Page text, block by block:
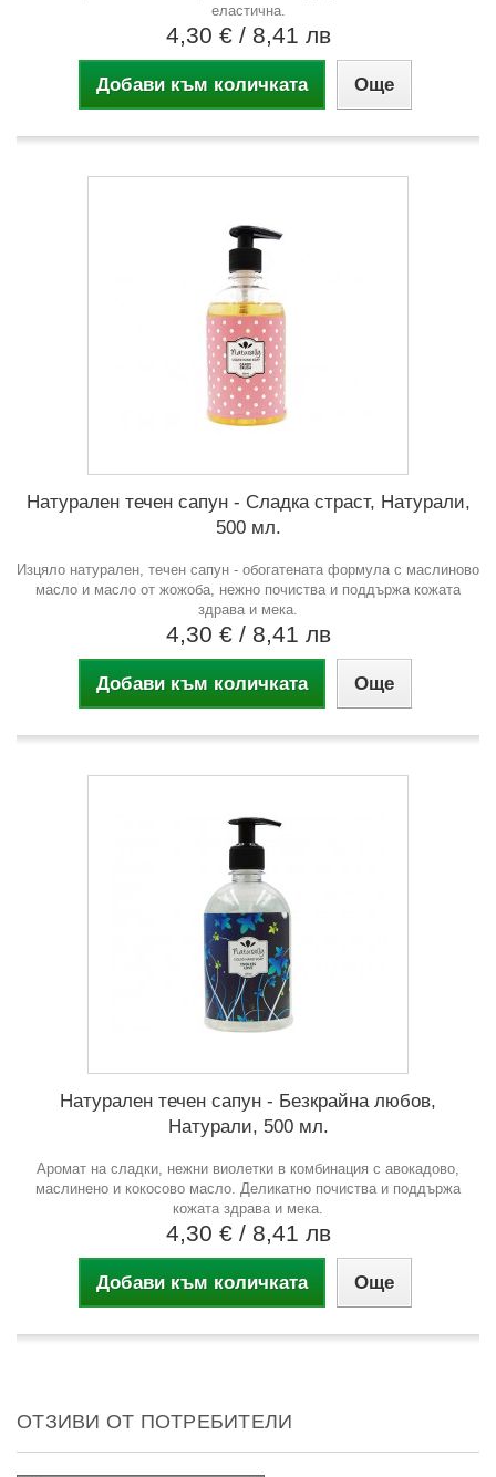
еластична.
4,30 € / 8,41 лв
Добави към количката Още
Натурален течен сапун - Сладка страст, Натурали,
500 мл.
Изцяло натурален, течен сапун - обогатената формула с маслиново
масло и масло от жожоба, нежно почиства и поддържа кожата
здрава и мека.
4,30 € / 8,41 лв
Добави към количката Още
Натурален течен сапун - Безкрайна любов,
Натурали, 500 мл.
Аромат на сладки, нежни виолетки в комбинация с авокадово,
маслинено и кокосово масло. Деликатно почиства и поддържа
кожата здрава и мека.
4,30 € / 8,41 лв
Добави към количката Още
ОТЗИВИ ОТ ПОТРЕБИТЕЛИ